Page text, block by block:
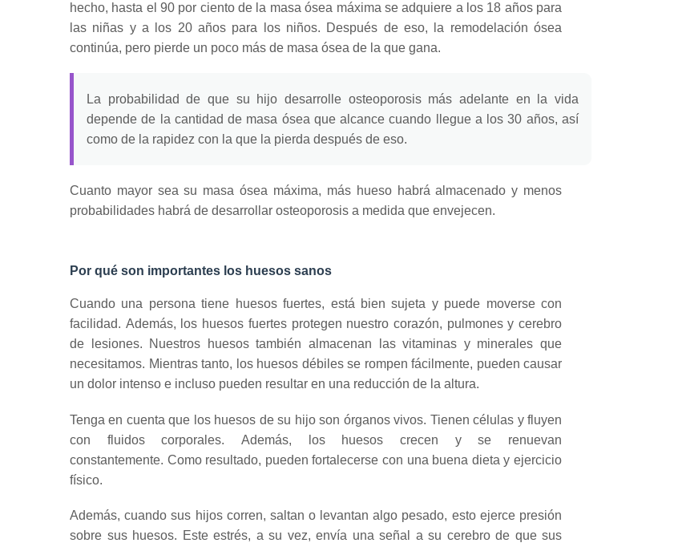
hecho, hasta el 90 por ciento de la masa ósea máxima se adquiere a los 18 años para
las niñas y a los 20 años para los niños. Después de eso, la remodelación ósea
continúa, pero pierde un poco más de masa ósea de la que gana.
La probabilidad de que su hijo desarrolle osteoporosis más adelante en la vida
depende de la cantidad de masa ósea que alcance cuando llegue a los 30 años, así
como de la rapidez con la que la pierda después de eso.
Cuanto mayor sea su masa ósea máxima, más hueso habrá almacenado y menos
probabilidades habrá de desarrollar osteoporosis a medida que envejecen.
Por qué son importantes los huesos sanos
Cuando una persona tiene huesos fuertes, está bien sujeta y puede moverse con
facilidad. Además, los huesos fuertes protegen nuestro corazón, pulmones y cerebro
de lesiones.
Nuestros huesos también almacenan las vitaminas y minerales que
necesitamos. Mientras tanto, los huesos débiles se rompen fácilmente, pueden causar
un dolor intenso e incluso pueden resultar en una reducción de la altura.
Tenga en cuenta que los huesos de su hijo son órganos vivos. Tienen células y fluyen
con fluidos corporales. Además, los huesos crecen y se renuevan
constantemente. Como resultado, pueden fortalecerse con una buena dieta y ejercicio
físico.
Además, cuando sus hijos corren, saltan o levantan algo pesado, esto ejerce presión
sobre sus huesos. Este estrés, a su vez, envía una señal a su cerebro de que sus